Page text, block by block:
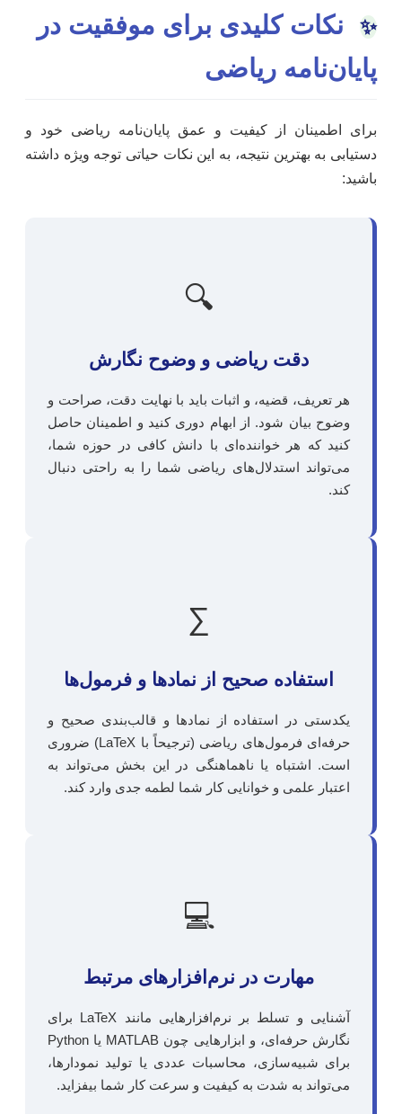
✨
نکات کلیدی برای موفقیت در
پایان‌نامه ریاضی
برای اطمینان از کیفیت و عمق پایان‌نامه ریاضی خود و
دستیابی به بهترین نتیجه، به این نکات حیاتی توجه ویژه داشته
باشید:
🔍
دقت ریاضی و وضوح نگارش
هر تعریف، قضیه، و اثبات باید با نهایت دقت، صراحت و
وضوح بیان شود. از ابهام دوری کنید و اطمینان حاصل
کنید که هر خواننده‌ای با دانش کافی در حوزه شما،
می‌تواند استدلال‌های ریاضی شما را به راحتی دنبال
کند.
∑
استفاده صحیح از نمادها و فرمول‌ها
یکدستی در استفاده از نمادها و قالب‌بندی صحیح و
حرفه‌ای فرمول‌های ریاضی (ترجیحاً با LaTeX) ضروری
است. اشتباه یا ناهماهنگی در این بخش می‌تواند به
اعتبار علمی و خوانایی کار شما لطمه جدی وارد کند.
💻
مهارت در نرم‌افزارهای مرتبط
آشنایی و تسلط بر نرم‌افزارهایی مانند LaTeX برای
نگارش حرفه‌ای، و ابزارهایی چون MATLAB یا Python
برای شبیه‌سازی، محاسبات عددی یا تولید نمودارها،
می‌تواند به شدت به کیفیت و سرعت کار شما بیفزاید.